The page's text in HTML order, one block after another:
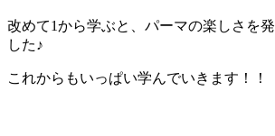
改めて1から学ぶと、パーマの楽しさを
した♪
これからもいっぱい学んでいきます！！